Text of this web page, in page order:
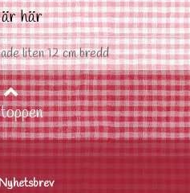
här
liten 12 cm bredd
Nyhetsbrev